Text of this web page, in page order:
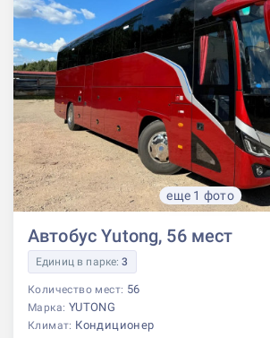
еще 1 фото
Автобус Yutong, 56 мест
Единиц в парке:3
Количество мест: 56
Марка: YUTONG
Климат: Кондиционер